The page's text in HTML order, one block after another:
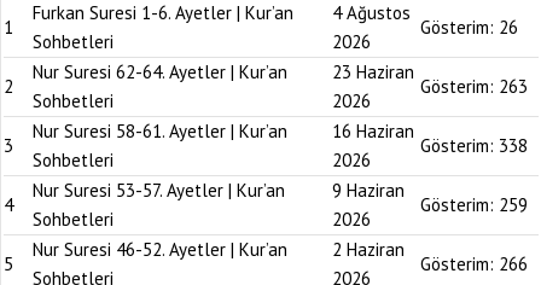
1
Furkan Suresi 1-6. Ayetler | Kur’an
Sohbetleri
4 Ağustos
2026
Gösterim: 26
2
Nur Suresi 62-64. Ayetler | Kur’an
Sohbetleri
23 Haziran
2026
Gösterim: 263
3
Nur Suresi 58-61. Ayetler | Kur’an
Sohbetleri
16 Haziran
2026
Gösterim: 338
4
Nur Suresi 53-57. Ayetler | Kur’an
Sohbetleri
9 Haziran
2026
Gösterim: 259
5
Nur Suresi 46-52. Ayetler | Kur’an
Sohbetleri
2 Haziran
2026
Gösterim: 266